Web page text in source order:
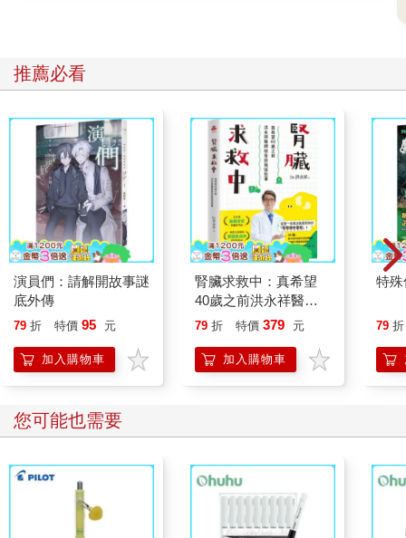
推薦必看
演員們：請解開故事謎
底外傳
79 折 特價 95 元
加入購物車
腎臟求救中：真希望
40歲之前洪永祥醫師
就告訴我這些事
79 折 特價 379 元
加入購物車
特
79 折
您可能也需要